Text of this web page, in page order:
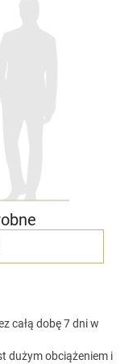
całą dobę 7 dni w
dużym obciążeniem i